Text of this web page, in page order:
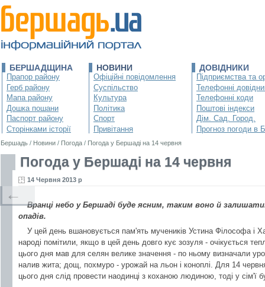
БЕРШАДЩИНА
Прапор району
Герб району
Мапа району
Дошка пошани
Паспорт району
Сторінками історії
НОВИНИ
Офіційні повідомлення
Суспільство
Культура
Політика
Спорт
Привітання
ДОВІДНИКИ
Підприємства та
Телефонні
Телефонні коди
Поштові індекси
Дім. Сад. Город.
Прогноз погоди в
Бершадь / Новини / Погода / Погода у Бершаді на 14 червня
Погода у Бершаді на 14 червня
14 Червня 2013 р
Вранці небо у Бершаді буде ясним, таким воно й
опадів.
У цей день вшановується пам'ять мучеників Устина Філософа і
народі помітили, якщо в цей день довго кує зозуля - очікується
цього дня мав для селян велике значення - по ньому визначали
налив жита; дощ, похмуро - урожай на льон і коноплі. Для 14 червня
цього дня слід провести наодинці з коханою людиною, тоді у сім'ї
←